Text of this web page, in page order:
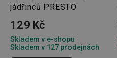
jádřinců PRESTO
129 Kč
Skladem v e-shopu
Skladem v 127 prodejnách